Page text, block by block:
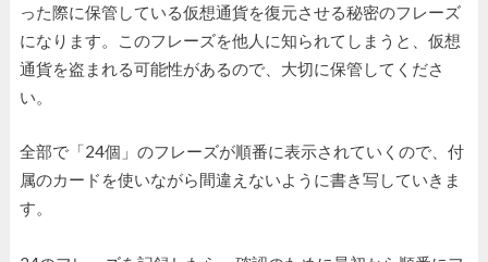
った際に保管している仮想通貨を復元させる秘密のフレーズ
になります。このフレーズを他人に知られてしまうと、仮想
通貨を盗まれる可能性があるので、大切に保管してくださ
い。
全部で「24個」のフレーズが順番に表示されていくので、付
属のカードを使いながら間違えないように書き写していきま
す。